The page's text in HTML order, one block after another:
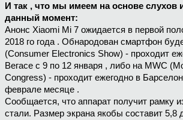
И так , что мы имеем на основе слухов
данный момент:
Анонс Xiaomi Mi 7 ожидается в первой
2018 го года . Обнародован смартфон
(Consumer Electronics Show) - проходит
Вегасе с 9 по 12 января , либо на MWC
Congress) - проходит ежегодно в
феврале месяце .
Сообщается, что аппарат получит рамку
стали. Размер экрана якобы составит 5,8